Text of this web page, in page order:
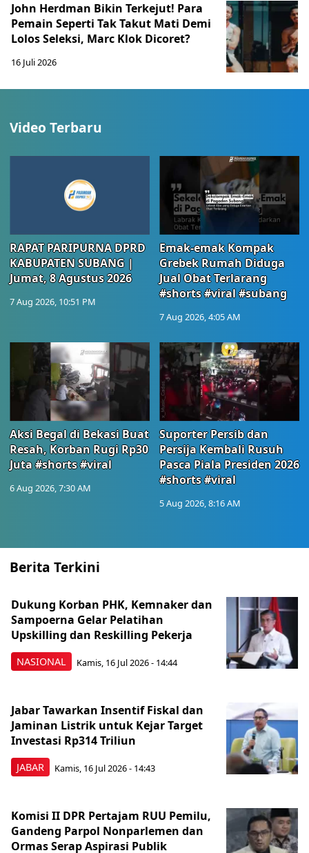
John Herdman Bikin Terkejut! Para
Pemain Seperti Tak Takut Mati Demi
Lolos Seleksi, Marc Klok Dicoret?
16 Juli 2026
Video Terbaru
RAPAT PARIPURNA DPRD
KABUPATEN SUBANG |
Jumat, 8 Agustus 2026
7 Aug 2026, 10:51 PM
Emak-emak Kompak
Grebek Rumah Diduga
Jual Obat Terlarang
#shorts #viral #subang
7 Aug 2026, 4:05 AM
Aksi Begal di Bekasi Buat
Resah, Korban Rugi Rp30
Juta #shorts #viral
6 Aug 2026, 7:30 AM
Suporter Persib dan
Persija Kembali Rusuh
Pasca Piala Presiden 2026
#shorts #viral
5 Aug 2026, 8:16 AM
Berita Terkini
NASIONAL
Dukung Korban PHK, Kemnaker dan
Sampoerna Gelar Pelatihan
Upskilling dan Reskilling Pekerja
Kamis, 16 Jul 2026 - 14:44
JABAR
Jabar Tawarkan Insentif Fiskal dan
Jaminan Listrik untuk Kejar Target
Investasi Rp314 Triliun
Kamis, 16 Jul 2026 - 14:43
Komisi II DPR Pertajam RUU Pemilu,
Gandeng Parpol Nonparlemen dan
Ormas Serap Aspirasi Publik